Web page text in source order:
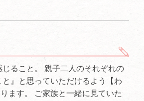
ること。 親子二人のそれぞれの
』と思っていただけるよう【わ
ます。 ご家族と一緒に見ていた